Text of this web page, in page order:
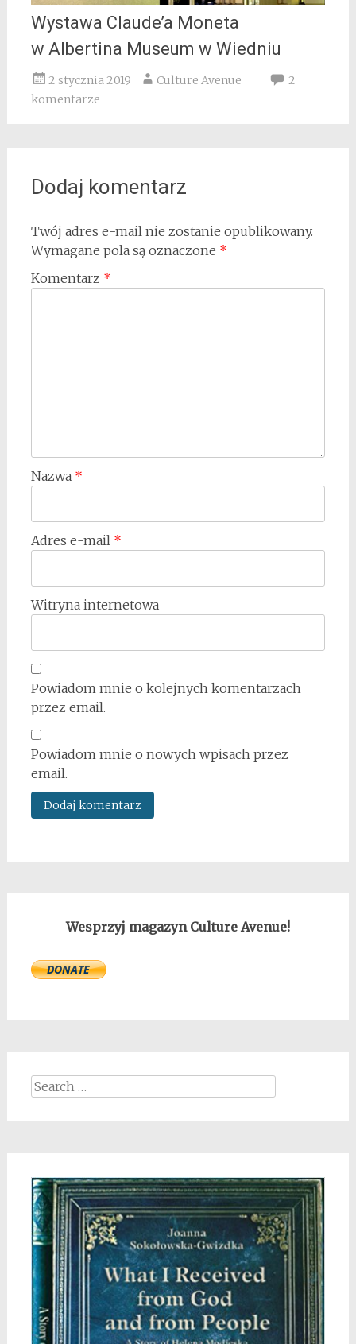
Wystawa Claude’a Moneta
w Albertina Museum w Wiedniu
2 stycznia 2019 Culture Avenue
2
komentarze
Dodaj komentarz
Twój adres e-mail nie zostanie opublikowany.
Wymagane pola są oznaczone *
Komentarz *
Nazwa *
Adres e-mail *
Witryna internetowa
Powiadom mnie o kolejnych komentarzach
przez email.
Powiadom mnie o nowych wpisach przez
email.
Wesprzyj magazyn Culture Avenue!
Search